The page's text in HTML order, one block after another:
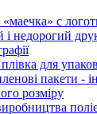
с
і недорогий
для
пакети -
розміру